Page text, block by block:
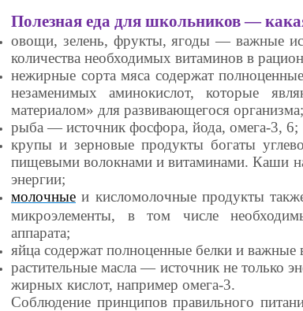
Полезная еда для школьников —
овощи, зелень, фрукты, ягоды — важные
количества необходимых витаминов в
нежирные сорта мяса содержат
незаменимых аминокислот, которые
материалом» для развивающегося организма;
рыба — источник фосфора, йода, омега-3, 6;
крупы и зерновые продукты богаты
пищевыми волокнами и витаминами. Каши
энергии;
молочные и кисломолочные продукты
микроэлементы, в том числе
аппарата;
яйца содержат полноценные белки и важные
растительные масла — источник не только
жирных кислот, например омега-3.
Соблюдение принципов правильного